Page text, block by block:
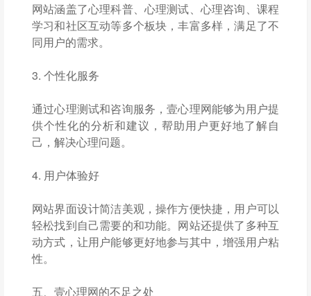
网站涵盖了心理科普、心理测试、心理咨询、课程
学习和社区互动等多个板块，丰富多样，满足了不
同用户的需求。
3. 个性化服务
通过心理测试和咨询服务，壹心理网能够为用户提
供个性化的分析和建议，帮助用户更好地了解自
己，解决心理问题。
4. 用户体验好
网站界面设计简洁美观，操作方便快捷，用户可以
轻松找到自己需要的和功能。网站还提供了多种互
动方式，让用户能够更好地参与其中，增强用户粘
性。
五、壹心理网的不足之处